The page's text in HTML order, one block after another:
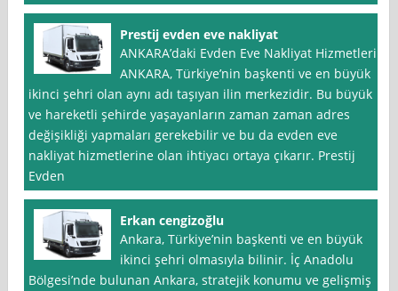
Prestij evden eve nakliyat
ANKARA’daki Evden Eve Nakliyat Hizmetleri
ANKARA, Türkiye’nin başkenti ve en büyük
ikinci şehri olan aynı adı taşıyan ilin merkezidir. Bu büyük
ve hareketli şehirde yaşayanların zaman zaman adres
değişikliği yapmaları gerekebilir ve bu da evden eve
nakliyat hizmetlerine olan ihtiyacı ortaya çıkarır. Prestij
Evden
Erkan cengizoğlu
Ankara, Türkiye’nin başkenti ve en büyük
ikinci şehri olmasıyla bilinir. İç Anadolu
Bölgesi’nde bulunan Ankara, stratejik konumu ve gelişmiş